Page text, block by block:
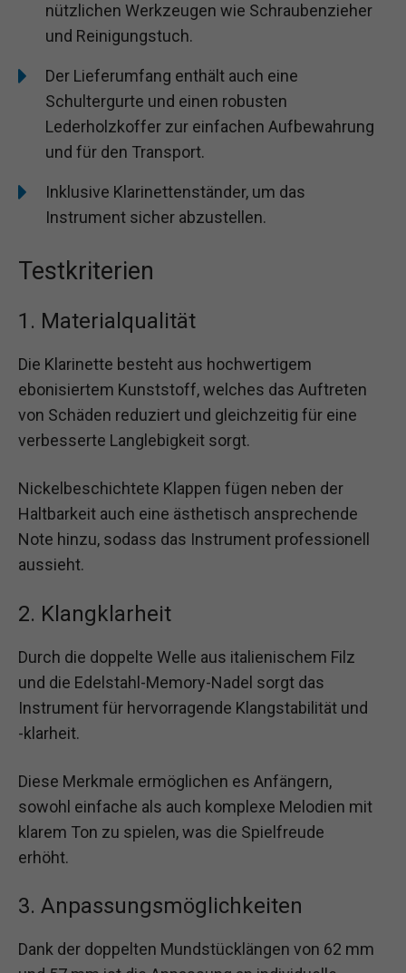
nützlichen Werkzeugen wie Schraubenzieher
und Reinigungstuch.
Der Lieferumfang enthält auch eine
Schultergurte und einen robusten
Lederholzkoffer zur einfachen Aufbewahrung
und für den Transport.
Inklusive Klarinettenständer, um das
Instrument sicher abzustellen.
Testkriterien
1. Materialqualität
Die Klarinette besteht aus hochwertigem
ebonisiertem Kunststoff, welches das Auftreten
von Schäden reduziert und gleichzeitig für eine
verbesserte Langlebigkeit sorgt.
Nickelbeschichtete Klappen fügen neben der
Haltbarkeit auch eine ästhetisch ansprechende
Note hinzu, sodass das Instrument professionell
aussieht.
2. Klangklarheit
Durch die doppelte Welle aus italienischem Filz
und die Edelstahl-Memory-Nadel sorgt das
Instrument für hervorragende Klangstabilität und
-klarheit.
Diese Merkmale ermöglichen es Anfängern,
sowohl einfache als auch komplexe Melodien mit
klarem Ton zu spielen, was die Spielfreude
erhöht.
3. Anpassungsmöglichkeiten
Dank der doppelten Mundstücklängen von 62 mm